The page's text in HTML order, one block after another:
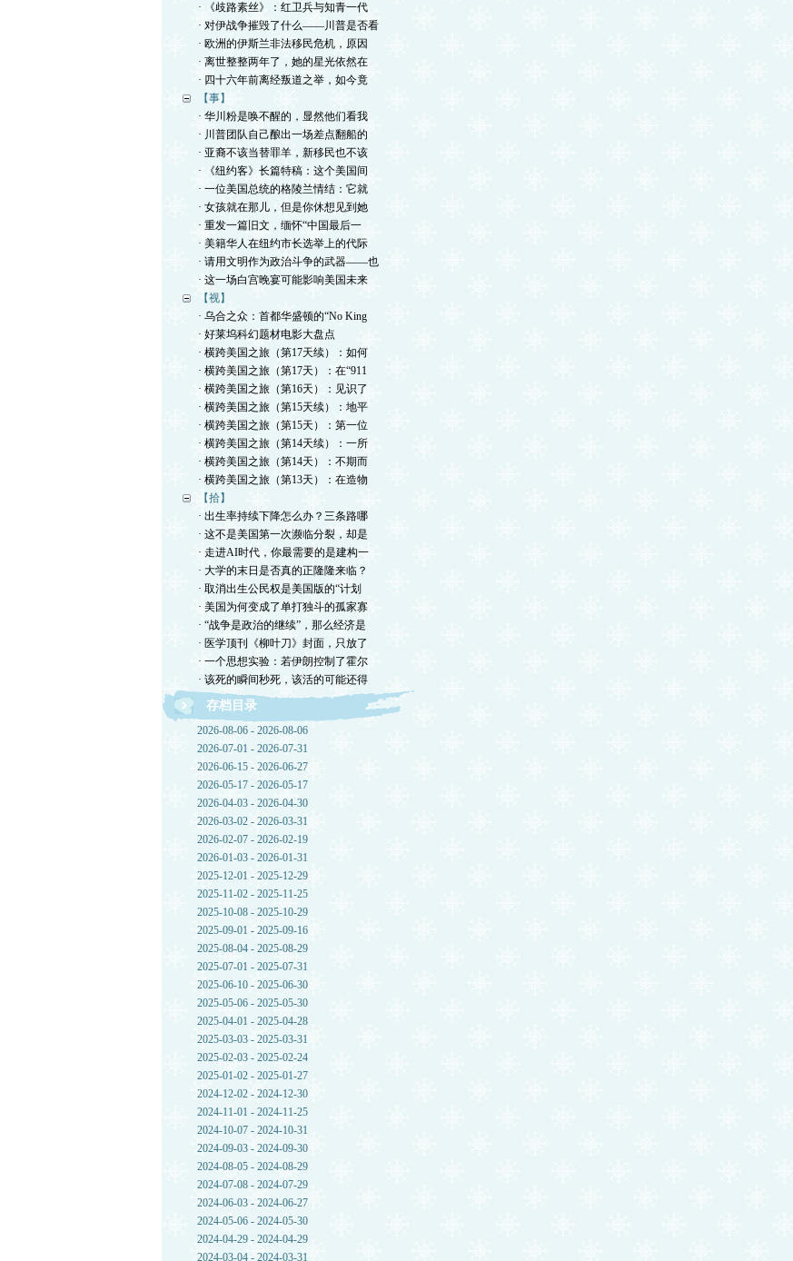
· 《歧路素丝》：红卫兵与知青一代
· 对伊战争摧毁了什么——川普是否看
· 欧洲的伊斯兰非法移民危机，原因
· 离世整整两年了，她的星光依然在
· 四十六年前离经叛道之举，如今竟
【事】
· 华川粉是唤不醒的，显然他们看我
· 川普团队自己酿出一场差点翻船的
· 亚裔不该当替罪羊，新移民也不该
· 《纽约客》长篇特稿：这个美国间
· 一位美国总统的格陵兰情结：它就
· 女孩就在那儿，但是你休想见到她
· 重发一篇旧文，缅怀“中国最后一
· 美籍华人在纽约市长选举上的代际
· 请用文明作为政治斗争的武器——也
· 这一场白宫晚宴可能影响美国未来
【视】
· 乌合之众：首都华盛顿的“No King
· 好莱坞科幻题材电影大盘点
· 横跨美国之旅（第17天续）：如何
· 横跨美国之旅（第17天）：在“911
· 横跨美国之旅（第16天）：见识了
· 横跨美国之旅（第15天续）：地平
· 横跨美国之旅（第15天）：第一位
· 横跨美国之旅（第14天续）：一所
· 横跨美国之旅（第14天）：不期而
· 横跨美国之旅（第13天）：在造物
【拾】
· 出生率持续下降怎么办？三条路哪
· 这不是美国第一次濒临分裂，却是
· 走进AI时代，你最需要的是建构一
· 大学的末日是否真的正隆隆来临？
· 取消出生公民权是美国版的“计划
· 美国为何变成了单打独斗的孤家寡
· “战争是政治的继续”，那么经济是
· 医学顶刊《柳叶刀》封面，只放了
· 一个思想实验：若伊朗控制了霍尔
· 该死的瞬间秒死，该活的可能还得
存档目录
2026-08-06 - 2026-08-06
2026-07-01 - 2026-07-31
2026-06-15 - 2026-06-27
2026-05-17 - 2026-05-17
2026-04-03 - 2026-04-30
2026-03-02 - 2026-03-31
2026-02-07 - 2026-02-19
2026-01-03 - 2026-01-31
2025-12-01 - 2025-12-29
2025-11-02 - 2025-11-25
2025-10-08 - 2025-10-29
2025-09-01 - 2025-09-16
2025-08-04 - 2025-08-29
2025-07-01 - 2025-07-31
2025-06-10 - 2025-06-30
2025-05-06 - 2025-05-30
2025-04-01 - 2025-04-28
2025-03-03 - 2025-03-31
2025-02-03 - 2025-02-24
2025-01-02 - 2025-01-27
2024-12-02 - 2024-12-30
2024-11-01 - 2024-11-25
2024-10-07 - 2024-10-31
2024-09-03 - 2024-09-30
2024-08-05 - 2024-08-29
2024-07-08 - 2024-07-29
2024-06-03 - 2024-06-27
2024-05-06 - 2024-05-30
2024-04-29 - 2024-04-29
2024-03-04 - 2024-03-31